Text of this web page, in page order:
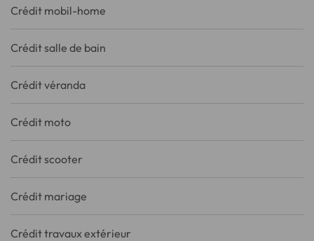
Crédit mobil-home
Crédit salle de bain
Crédit véranda
Crédit moto
Crédit scooter
Crédit mariage
Crédit travaux extérieur